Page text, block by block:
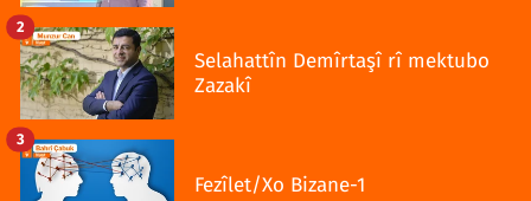
Selahattîn Demîrtaşî rî mektubo
Zazakî
2
Fezîlet/Xo Bizane-1
3